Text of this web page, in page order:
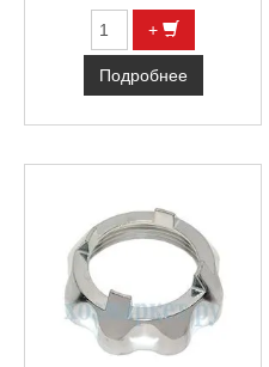
+
Подробнее